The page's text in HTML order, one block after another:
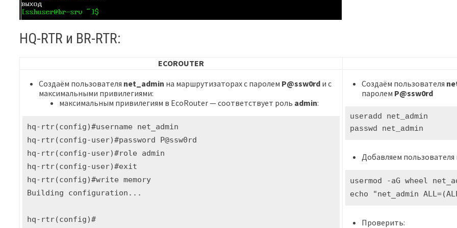
HQ-RTR и BR-RTR:
ECOROUTER
Создаём пользователя net_admin на маршрутизаторах с паролем P@ssw0rd и с
максимальными привилегиями:
максимальным привилегиям в EcoRouter — соответствует роль admin:
hq-rtr(config)#username net_admin
hq-rtr(config-user)#password P@ssw0rd
hq-rtr(config-user)#role admin
hq-rtr(config-user)#exit
hq-rtr(config)#write memory
Building configuration...
hq-rtr(config)#
Создаём пользователя
паролем P@ssw0rd
useradd net_admin
passwd net_admin
Добавляем пользователя
usermod -aG wheel
echo "net_admin
Проверить: